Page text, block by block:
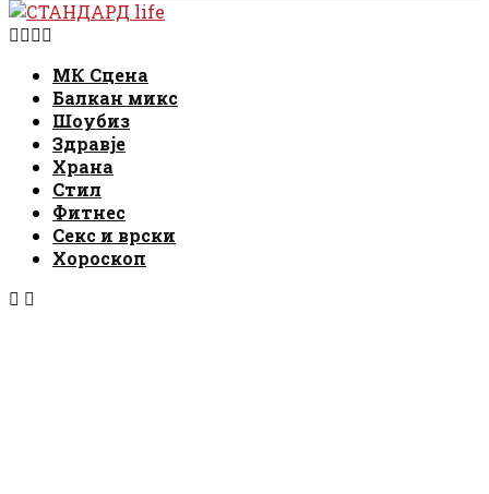
Facebook
Instagram
Email
МК Сцена
Балкан микс
Шоубиз
Здравје
Храна
Стил
Фитнес
Секс и врски
Хороскоп